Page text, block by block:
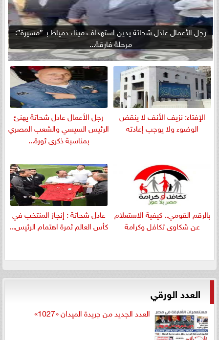
رجل الأعمال عادل شحاتة يدين استهداف ميناء دمياط بـ ”مسيرة”:
مرحلة فارقة...
الإفتاء: نزيف الأنف لا ينقض
الوضوء ولا يوجب إعادته
رجل الأعمال عادل شحاتة يهنئ
الرئيس السيسي والشعب المصري
بمناسبة ذكرى ثورة...
بالرقم القومي.. كيفية الاستعلام
عن شكاوى تكافل وكرامة
عادل شحاتة : إنجاز المنتخب في
كأس العالم ثمرة اهتمام الرئيس...
العدد الورقي
العدد الجديد من جريدة الميدان «1027»